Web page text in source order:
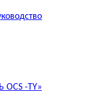
-TY»